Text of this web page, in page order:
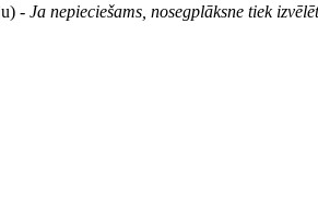
- Ja nepieciešams, nosegplāksne tiek